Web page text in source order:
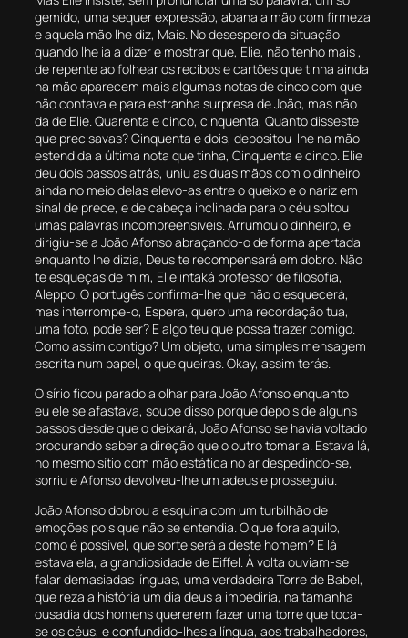
gemido, uma sequer expressão, abana a mão com firmeza
e aquela mão lhe diz, Mais. No desespero da situação
quando lhe ia a dizer e mostrar que, Elie, não tenho mais ,
de repente ao folhear os recibos e cartões que tinha ainda
na mão aparecem mais algumas notas de cinco com que
não contava e para estranha surpresa de João, mas não
da de Elie. Quarenta e cinco, cinquenta, Quanto disseste
que precisavas? Cinquenta e dois, depositou-lhe na mão
estendida a última nota que tinha, Cinquenta e cinco. Elie
deu dois passos atrás, uniu as duas mãos com o dinheiro
ainda no meio delas elevo-as entre o queixo e o nariz em
sinal de prece, e de cabeça inclinada para o céu soltou
umas palavras incompreensiveis. Arrumou o dinheiro, e
dirigiu-se a João Afonso abraçando-o de forma apertada
enquanto lhe dizia, Deus te recompensará em dobro. Não
te esqueças de mim, Elie intaká professor de filosofia,
Aleppo. O portugês confirma-lhe que não o esquecerá,
mas interrompe-o, Espera, quero uma recordação tua,
uma foto, pode ser? E algo teu que possa trazer comigo.
Como assim contigo? Um objeto, uma simples mensagem
escrita num papel, o que queiras. Okay, assim terás.
O sírio ficou parado a olhar para João Afonso enquanto
eu ele se afastava, soube disso porque depois de alguns
passos desde que o deixará, João Afonso se havia voltado
procurando saber a direção que o outro tomaria. Estava lá,
no mesmo sítio com mão estática no ar despedindo-se,
sorriu e Afonso devolveu-lhe um adeus e prosseguiu.
João Afonso dobrou a esquina com um turbilhão de
emoções pois que não se entendia. O que fora aquilo,
como é possível, que sorte será a deste homem? E lá
estava ela, a grandiosidade de Eiffel. À volta ouviam-se
falar demasiadas línguas, uma verdadeira Torre de Babel,
que reza a história um dia deus a impediria, na tamanha
ousadia dos homens quererem fazer uma torre que toca-
se os céus, e confundido-lhes a língua, aos trabalhadores,